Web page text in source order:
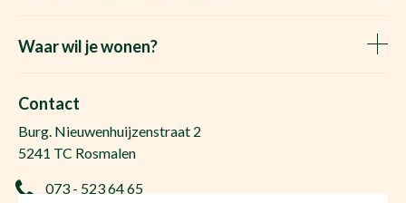
Het Waare Huis zoekt
Gratis woningwaarde
Vraag de kosten op
Ervaringen
Waar wil je wonen?
Makelaar Den Bosch
Huis kopen Nuland
Huis kopen Berlicum
Huis kopen Vinkel
Contact
Burg. Nieuwenhuijzenstraat 2
5241 TC Rosmalen
073 - 523 64 65